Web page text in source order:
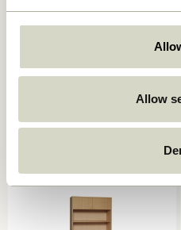
Allow
Tilføj til kurv